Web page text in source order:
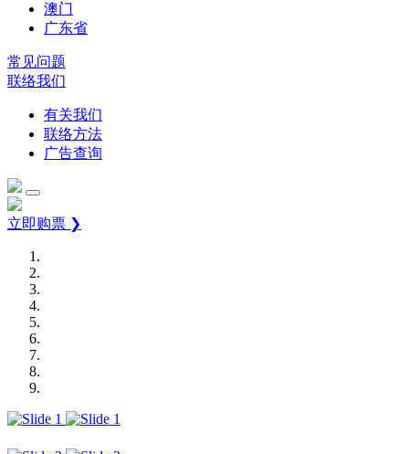
澳门
广东省
常见问题
联络我们
有关我们
联络方法
广告查询
立即购票 ❯